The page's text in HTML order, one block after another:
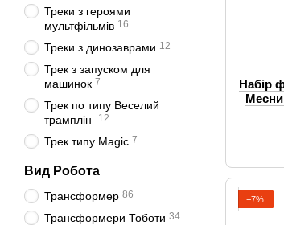
Набір
−7%
Треки з героями
мультфільмів 16
Треки з динозаврами 12
Трек з запуском для
машинок 7
Трек по типу Веселий
трамплін
12
Трек типу Magic 7
Вид Робота
Трансформер 86
Трансформери Тоботи 34